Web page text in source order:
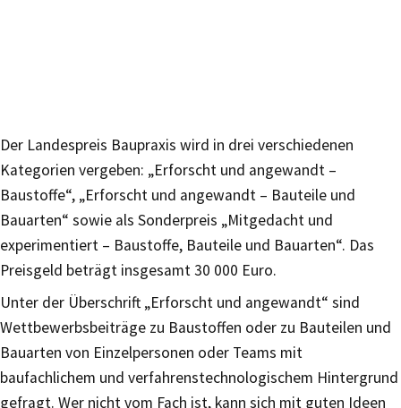
Der Landespreis Baupraxis wird in drei verschiedenen
Kategorien vergeben: „Erforscht und angewandt –
Baustoffe“, „Erforscht und angewandt – Bauteile und
Bauarten“ sowie als Sonderpreis „Mitgedacht und
experimentiert – Baustoffe, Bauteile und Bauarten“. Das
Preisgeld beträgt insgesamt 30 000 Euro.
Unter der Überschrift „Erforscht und angewandt“ sind
Wettbewerbsbeiträge zu Baustoffen oder zu Bauteilen und
Bauarten von Einzelpersonen oder Teams mit
baufachlichem und verfahrenstechnologischem Hintergrund
gefragt. Wer nicht vom Fach ist, kann sich mit guten Ideen